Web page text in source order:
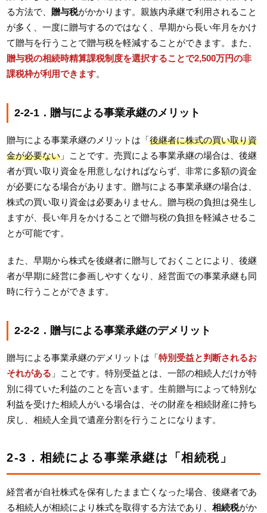
る方法で、 贈与税がかかります。親族内承継で利用されること
が多く、一度に贈与するのではなく、早期から長い年月をかけ
て贈与を行うことで贈与税を軽減することができます。また、
贈与税の相続時精算課税制度を選択することで2,500万円の非
課税枠が利用できます。
2-2-1．贈与による事業承継のメリット
贈与による事業承継のメリットは「後継者に株式の買い取り資
金が必要ない 」ことです。売買による事業承継の場合は、後継
者が買い取り資金を用意しなければならず、非常に多額の資金
が必要になる場合があります。贈与による事業承継の場合は、
株式の買い取り資金は必要ありません。贈与税の負担は発生し
ますが、長い年月をかけることで贈与税の負担を軽減させるこ
とが可能です。
また、早期から株式を後継者に贈与しておくことにより、後継
者が早期に経営に参画しやすくなり、経営面での事業承継も同
時に行うことができます。
2-2-2．贈与による事業承継のデメリット
贈与による事業承継のデメリットは「特別受益と判断されるお
それがある 」ことです。特別受益とは、一部の相続人だけが特
別に得ていた利益のことを言います。生前贈与によって特別な
利益を受けた相続人がいる場合は、その財産を相続財産に持ち
戻し、相続人全員で遺産分割を行うことになります。
2-3．相続による事業承継は「相続税」
経営者が自社株式を保有したまま亡くなった場合、後継者であ
る相続人が相続により株式を取得する方法であり、相続税がか